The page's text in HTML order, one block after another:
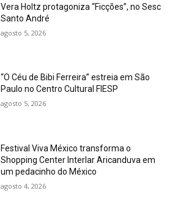
Vera Holtz protagoniza “Ficções”, no Sesc
Santo André
agosto 5, 2026
“O Céu de Bibi Ferreira” estreia em São
Paulo no Centro Cultural FIESP
agosto 5, 2026
Festival Viva México transforma o
Shopping Center Interlar Aricanduva em
um pedacinho do México
agosto 4, 2026